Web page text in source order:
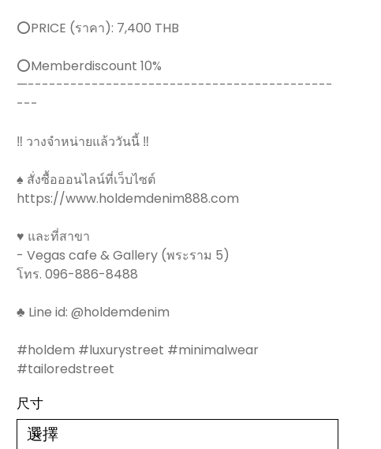
⭕️PRICE (ราคา): 7,400 THB
⭕️Memberdiscount 10%
—-------------------------------------------
---
‼️ วางจำหน่ายแล้ววันนี้ ‼️
♠️ สั่งซื้อออนไลน์ที่เว็บไซต์
https://www.holdemdenim888.com
♥️ และที่สาขา
- Vegas cafe & Gallery (พระราม 5)
โทร. 096-886-8488
♣️ Line id: @holdemdenim
#holdem #luxurystreet #minimalwear
#tailoredstreet
尺寸